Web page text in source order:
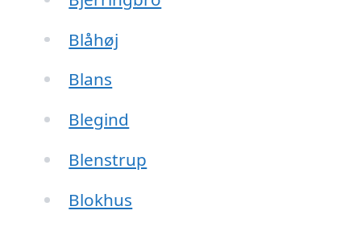
Blåhøj
Blans
Blegind
Blenstrup
Blokhus